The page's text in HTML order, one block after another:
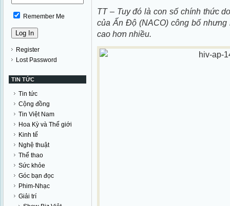
Remember Me
Register
Lost Password
TIN TỨC
Tin tức
Cộng đồng
Tin Việt Nam
Hoa Kỳ và Thế giới
Kinh tế
Nghệ thuật
Thể thao
Sức khỏe
Góc bạn đọc
Phim-Nhạc
Giải trí
TT – Tuy đó là con số chính thức
của Ấn Độ (NACO) công bố
cao hơn nhiều.